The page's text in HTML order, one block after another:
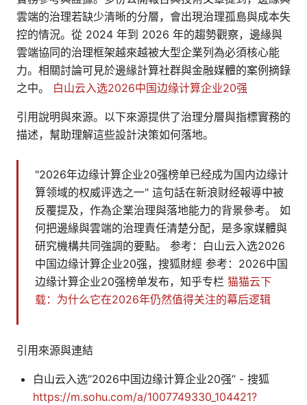
雲端的治理若缺少清晰的分層，會出現治理孤島與成本失
控的情況。從 2024 年到 2026 年的趨勢觀察，邊緣與
雲端協同的治理框架越來越被大型企業列為必須核心能
力。相關討論可見於邊緣計算社群與金融媒體的案例摘錄
之中。 白山云入选2026中国边缘计算企业20强
引用說明與來源。以下來源提供了治理分層與指標實務的
描述，幫助理解這些設計決策如何落地。
"2026年边缘计算企业20强榜单已经成为国内边缘计
算领域的权威评选之一" 這句話在新浪财经報導中被
反覆提及，作為企業治理與落地能力的背景參考。 如
何把邊緣與雲端的治理責任清楚分配，是多家媒體與
研究機構共同強調的要點。 参考：白山云入选2026
中国边缘计算企业20强，搜狐財經 参考：2026中国
边缘计算企业20强榜单发布，知乎专栏 猫猫云下
载：为什么它在2026年仍然值得关注的幕后逻辑
引用來源與連結
白山云入选“2026中国边缘计算企业20强” - 搜狐
https://m.sohu.com/a/1007749330_104421?